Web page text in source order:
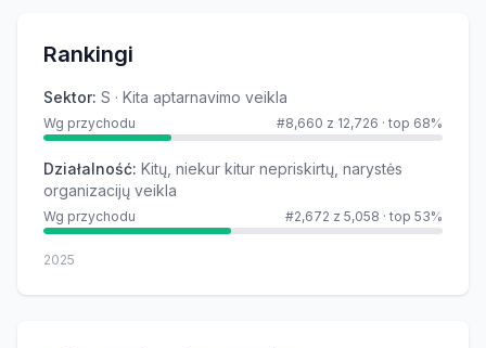
Rankingi
Sektor: S · Kita aptarnavimo veikla
Wg przychodu #8,660 z 12,726 · top 68%
Działalność: Kitų, niekur kitur nepriskirtų, narystės
organizacijų veikla
Wg przychodu #2,672 z 5,058 · top 53%
2025